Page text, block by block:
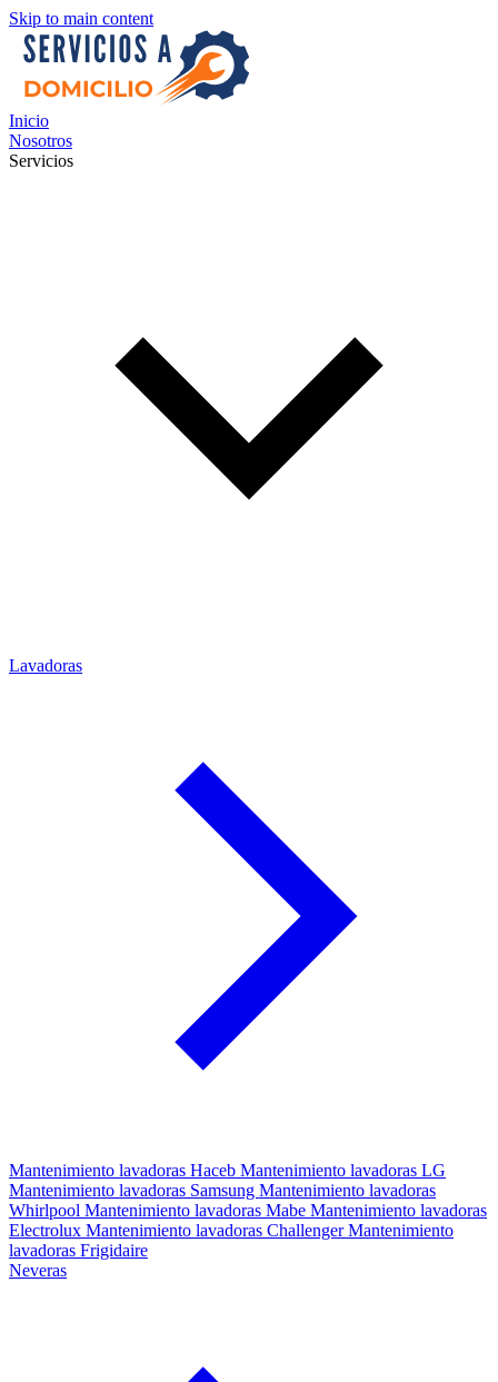
Skip to main content
Inicio
Nosotros
Servicios
Lavadoras
Mantenimiento lavadoras Haceb Mantenimiento lavadoras LG
Mantenimiento lavadoras Samsung Mantenimiento lavadoras
Whirlpool Mantenimiento lavadoras Mabe Mantenimiento lavadoras
Electrolux Mantenimiento lavadoras ChallengerMantenimiento
lavadoras Frigidaire
Neveras